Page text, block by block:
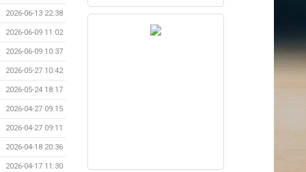
2026-06-13 22:38
2026-06-09 11:02
2026-06-09 10:37
2026-05-27 10:42
2026-05-24 18:17
2026-04-27 09:15
2026-04-27 09:11
2026-04-18 20:36
2026-04-17 11:30